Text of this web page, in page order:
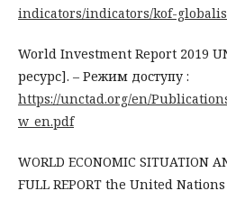
indicators/indicators/kof-
World Investment Report 2019
ресурс]. – Режим доступу :
https://unctad.org/en/
w_en.pdf
WORLD ECONOMIC SITUATION
FULL REPORT the United